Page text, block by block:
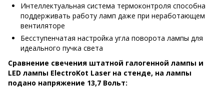
Интеллектуальная система термоконтроля способна
поддерживать работу ламп даже при неработающем
вентиляторе
Бесступенчатая настройка угла поворота лампы для
идеального пучка света
Сравнение свечения штатной галогенной лампы и
LED лампы ElectroKot Laser на стенде, на лампы
подано напряжение 13,7 Вольт: